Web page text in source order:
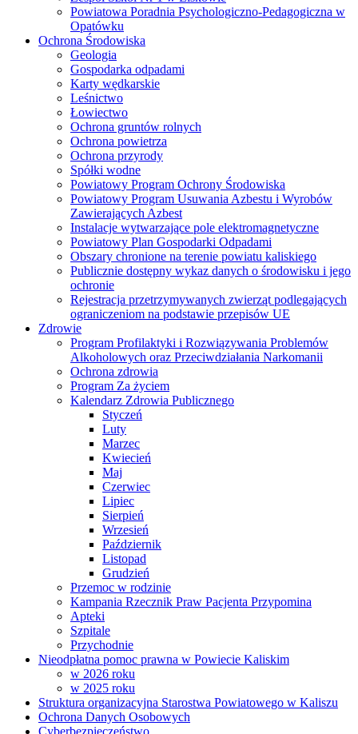
Powiatowa Poradnia Psychologiczno-Pedagogiczna w
Opatówku
Ochrona Środowiska
Geologia
Gospodarka odpadami
Karty wędkarskie
Leśnictwo
Łowiectwo
Ochrona gruntów rolnych
Ochrona powietrza
Ochrona przyrody
Spółki wodne
Powiatowy Program Ochrony Środowiska
Powiatowy Program Usuwania Azbestu i Wyrobów
Zawierających Azbest
Instalacje wytwarzające pole elektromagnetyczne
Powiatowy Plan Gospodarki Odpadami
Obszary chronione na terenie powiatu kaliskiego
Publicznie dostępny wykaz danych o środowisku i jego
ochronie
Rejestracja przetrzymywanych zwierząt podlegających
ograniczeniom na podstawie przepisów UE
Zdrowie
Program Profilaktyki i Rozwiązywania Problemów
Alkoholowych oraz Przeciwdziałania Narkomanii
Ochrona zdrowia
Program Za życiem
Kalendarz Zdrowia Publicznego
Styczeń
Luty
Marzec
Kwiecień
Maj
Czerwiec
Lipiec
Sierpień
Wrzesień
Październik
Listopad
Grudzień
Przemoc w rodzinie
Kampania Rzecznik Praw Pacjenta Przypomina
Apteki
Szpitale
Przychodnie
Nieodpłatna pomoc prawna w Powiecie Kaliskim
w 2026 roku
w 2025 roku
Struktura organizacyjna Starostwa Powiatowego w Kaliszu
Ochrona Danych Osobowych
Cyberbezpieczeństwo